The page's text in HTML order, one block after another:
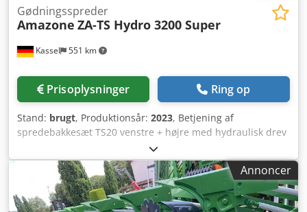
Kassel 551 km
Gødningsspreder
Amazone ZA-TS Hydro 3200 Super
Prisoplysninger Ring op
Stand: brugt, Produktionsår: 2023, Betjening af
spredebakkesæt TS20 venstre + højre med hydraulisk drev
venstre + højre inkl. Auto TS og FlowControl. Hovedskive
venstre + højre med AutoTS, rørsikkerhedsbøjle, rulle- og
parkeringsanordning, svingbar, arbejdsbelysning,
hældningssensor til vejesystem, 16 stk. EasyCheck.
Dcjdpfst A Tzwex Ah Rsk
Annoncer